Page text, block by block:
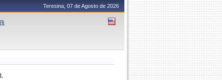
Teresina, 07 de Agosto de 2026